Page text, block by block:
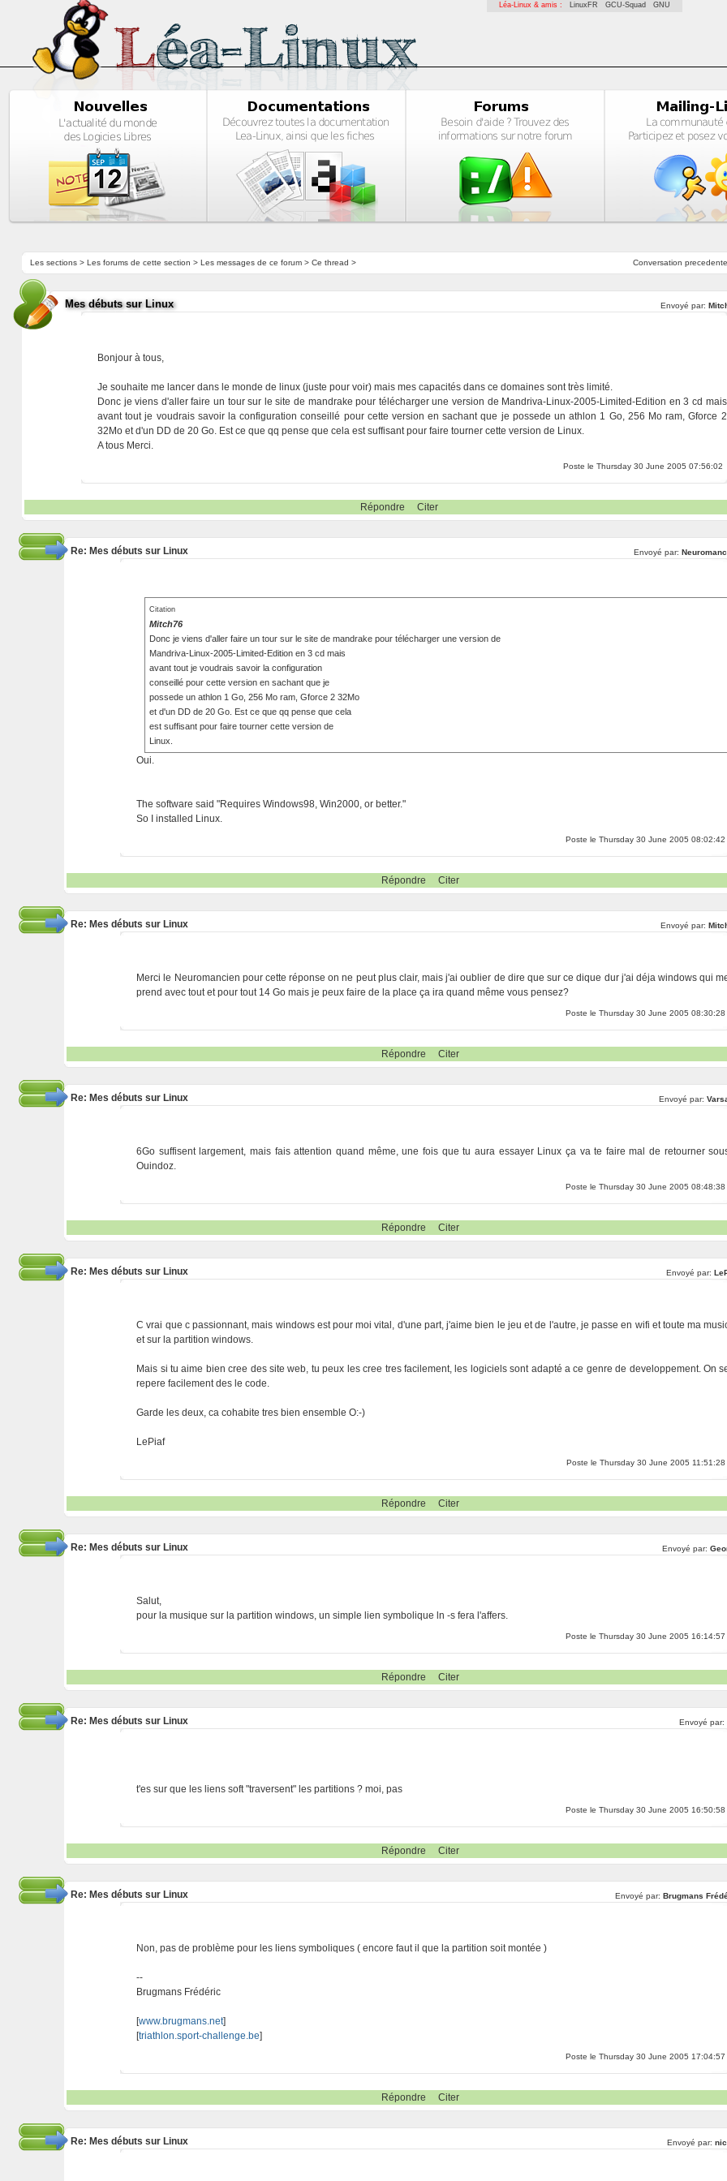
Léa-Linux & amis : LinuxFR GCU-Squad GNU
Conversation precedente
Les sections> Les forums de cette section > Les messages de ce forum> Ce thread >
Mes débuts sur Linux Envoyé par:
Bonjour à tous,
Je souhaite me lancer dans le monde de linux (juste pour voir) mais mes capacités dans ce domaines sont très limité.
Donc je viens d'aller faire un tour sur le site de mandrake pour télécharger une version de Mandriva-Linux-2005-Limited-Edition en 3 cd mais
avant tout je voudrais savoir la configuration conseillé pour cette version en sachant que je possede un athlon 1 Go, 256 Mo ram, Gforce 2
32Mo et d'un DD de 20 Go. Est ce que qq pense que cela est suffisant pour faire tourner cette version de Linux.
A tous Merci.
Poste le Thursday 30 June 2005 07:56:02
Répondre Citer
Re: Mes débuts sur Linux Envoyé par:
Citation
Mitch76
Donc je viens d'aller faire un tour sur le site de mandrake pour télécharger une version de
Mandriva-Linux-2005-Limited-Edition en 3 cd mais
avant tout je voudrais savoir la configuration
conseillé pour cette version en sachant que je
possede un athlon 1 Go, 256 Mo ram, Gforce 2 32Mo
et d'un DD de 20 Go. Est ce que qq pense que cela
est suffisant pour faire tourner cette version de
Linux.
Oui.
The software said "Requires Windows98, Win2000, or better."
So I installed Linux.
Poste le Thursday 30 June 2005 08:02:42
Répondre Citer
Re: Mes débuts sur Linux Envoyé par:
Merci le Neuromancien pour cette réponse on ne peut plus clair, mais j'ai oublier de dire que sur ce dique dur j'ai déja windows qui
prend avec tout et pour tout 14 Go mais je peux faire de la place ça ira quand même vous pensez?
Poste le Thursday 30 June 2005 08:30:28
Répondre Citer
Re: Mes débuts sur Linux Envoyé par:
6Go suffisent largement, mais fais attention quand même, une fois que tu aura essayer Linux ça va te faire mal de retourner
Ouindoz.
Poste le Thursday 30 June 2005 08:48:38
Répondre Citer
Re: Mes débuts sur Linux Envoyé par:
C vrai que c passionnant, mais windows est pour moi vital, d'une part, j'aime bien le jeu et de l'autre, je passe en wifi et toute ma
et sur la partition windows.
Mais si tu aime bien cree des site web, tu peux les cree tres facilement, les logiciels sont adapté a ce genre de developpement. On
repere facilement des le code.
Garde les deux, ca cohabite tres bien ensemble O:-)
LePiaf
Poste le Thursday 30 June 2005 11:51:28
Répondre Citer
Re: Mes débuts sur Linux Envoyé par:
Salut,
pour la musique sur la partition windows, un simple lien symbolique ln -s fera l'affers.
Poste le Thursday 30 June 2005 16:14:57
Répondre Citer
Re: Mes débuts sur Linux Envoyé par:
t'es sur que les liens soft "traversent" les partitions ? moi, pas
Poste le Thursday 30 June 2005 16:50:58
Répondre Citer
Re: Mes débuts sur Linux Envoyé par: Brugmans
Non, pas de problème pour les liens symboliques ( encore faut il que la partition soit montée )
--
Brugmans Frédéric
[www.brugmans.net]
[triathlon.sport-challenge.be]
Poste le Thursday 30 June 2005 17:04:57
Répondre Citer
Re: Mes débuts sur Linux Envoyé par: